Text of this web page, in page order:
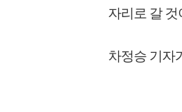
자리로 갈
차정승 기자